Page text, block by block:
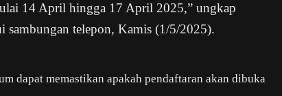
14 April hingga 17 April 2025,” ungkap
sambungan telepon, Kamis (1/5/2025).
dapat memastikan apakah pendaftaran akan dibuka